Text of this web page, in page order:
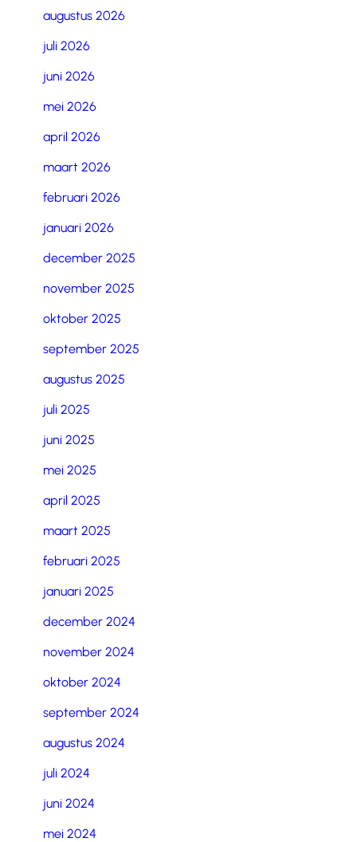
augustus 2026
juli 2026
juni 2026
mei 2026
april 2026
maart 2026
februari 2026
januari 2026
december 2025
november 2025
oktober 2025
september 2025
augustus 2025
juli 2025
juni 2025
mei 2025
april 2025
maart 2025
februari 2025
januari 2025
december 2024
november 2024
oktober 2024
september 2024
augustus 2024
juli 2024
juni 2024
mei 2024